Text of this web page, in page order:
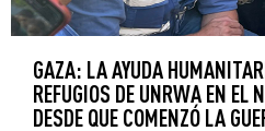
GAZA: LA AYUDA
REFUGIOS DE UNRWA EN EL
DESDE QUE COMENZÓ LA